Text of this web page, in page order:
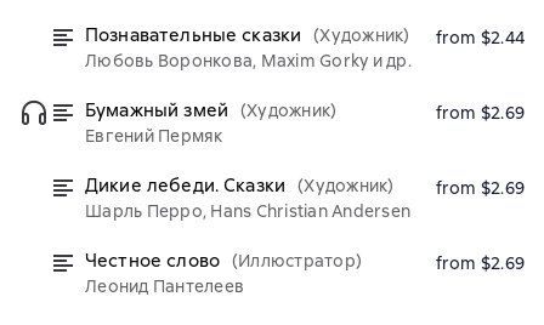
Познавательные сказки
(Художник)
Любовь Воронкова, Maxim Gorky и др.
from $2.44
Бумажный змей
(Художник)
Евгений Пермяк
from $2.69
Дикие лебеди. Сказки
(Художник)
Шарль Перро, Hans Christian Andersen
from $2.69
Честное слово (Иллюстратор)
Леонид Пантелеев
from $2.69